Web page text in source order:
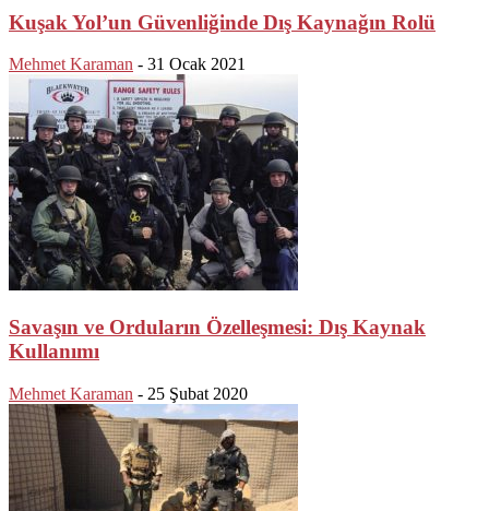
Kuşak Yol’un Güvenliğinde Dış Kaynağın Rolü
Mehmet Karaman - 31 Ocak 2021
Savaşın ve Orduların Özelleşmesi: Dış Kaynak
Kullanımı
Mehmet Karaman - 25 Şubat 2020